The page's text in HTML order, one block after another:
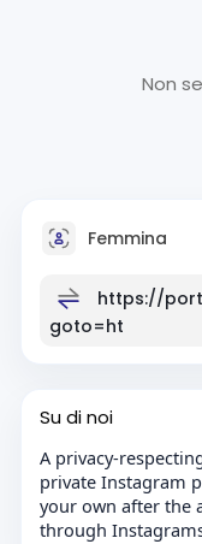
Non
Femmina
https://
goto=ht
Su di noi
A privacy-
private Instagram
your own after the
through